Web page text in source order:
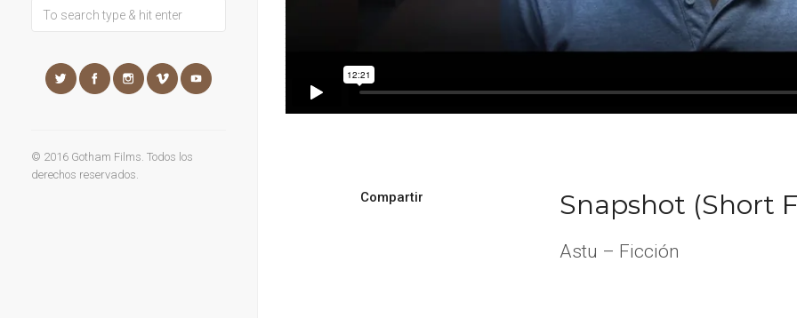
© 2016 Gotham Films. Todos los
derechos reservados.
Snapshot (Short
Astu – Ficción
Compartir